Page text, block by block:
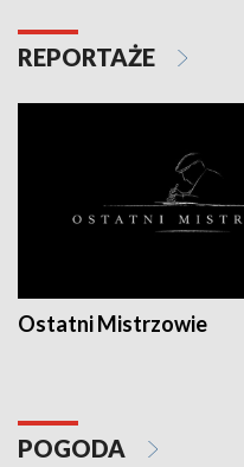
REPORTAŻE
Ostatni Mistrzowie
POGODA